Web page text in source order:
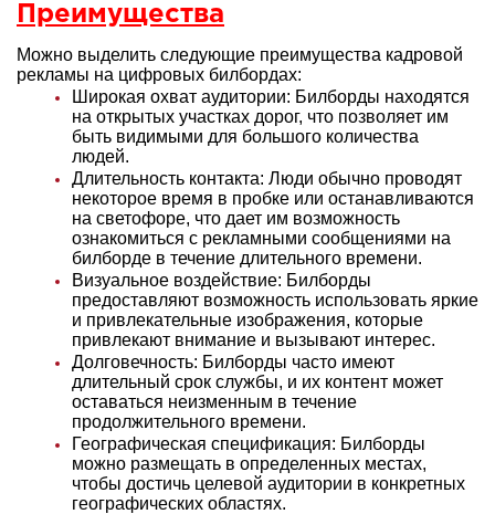
Преимущества
Можно выделить следующие преимущества кадровой
рекламы на цифровых билбордах:
Широкая охват аудитории: Билборды находятся
на открытых участках дорог, что позволяет им
быть видимыми для большого количества
людей.
Длительность контакта: Люди обычно проводят
некоторое время в пробке или останавливаются
на светофоре, что дает им возможность
ознакомиться с рекламными сообщениями на
билборде в течение длительного времени.
Визуальное воздействие: Билборды
предоставляют возможность использовать яркие
и привлекательные изображения, которые
привлекают внимание и вызывают интерес.
Долговечность: Билборды часто имеют
длительный срок службы, и их контент может
оставаться неизменным в течение
продолжительного времени.
Географическая спецификация: Билборды
можно размещать в определенных местах,
чтобы достичь целевой аудитории в конкретных
географических областях.